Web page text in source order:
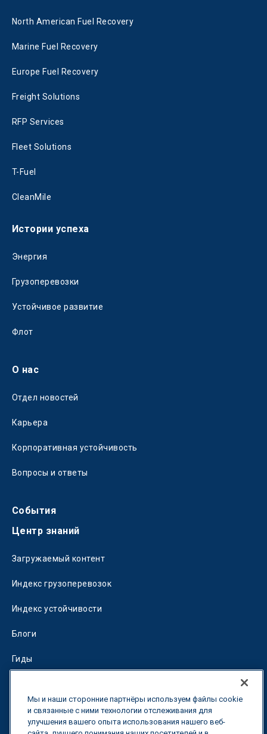
North American Fuel Recovery
Marine Fuel Recovery
Europe Fuel Recovery
Freight Solutions
RFP Services
Fleet Solutions
T-Fuel
CleanMile
Истории успеха
Энергия
Грузоперевозки
Устойчивое развитие
Флот
О нас
Отдел новостей
Карьера
Корпоративная устойчивость
Вопросы и ответы
События
Центр знаний
Загружаемый контент
Индекс грузоперевозок
Индекс устойчивости
Блоги
Гиды
Калькулятор оптимизации перевозок
Мы и наши сторонние партнёры используем файлы cookie
и связанные с ними технологии отслеживания для
улучшения вашего опыта использования нашего веб-